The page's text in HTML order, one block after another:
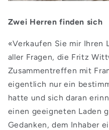
Zwei Herren finden sich
«Verkaufen Sie mir Ihren
aller Fragen, die Fritz
Zusammentreffen mit
eigentlich nur ein
hatte und sich daran
einen geeigneten Laden
Gedanken, dem Inhaber